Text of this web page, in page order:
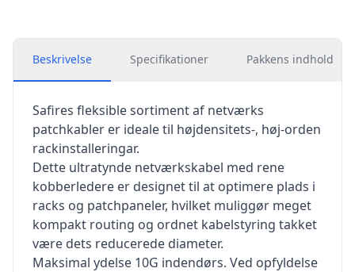
Beskrivelse Specifikationer Pakkens indhold
Safires fleksible sortiment af netværks
patchkabler er ideale til højdensitets-, høj-orden
rackinstalleringar.
Dette ultratynde netværkskabel med rene
kobberledere er designet til at optimere plads i
racks og patchpaneler, hvilket muliggør meget
kompakt routing og ordnet kabelstyring takket
være dets reducerede diameter.
Maksimal ydelse 10G indendørs. Ved opfyldelse